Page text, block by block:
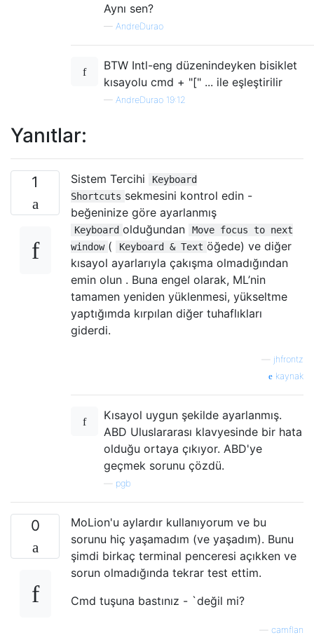
Aynı sen?
— AndreDurao
BTW Intl-eng düzenindeyken bisiklet
kısayolu cmd + "[" ... ile eşleştirilir
— AndreDurao 19:12
Yanıtlar:
1 Sistem Tercihi
Keyboard
Shortcuts sekmesini kontrol edin -
beğeninize göre ayarlanmış
Keyboard olduğundan
Move focus to next
window ( Keyboard & Text öğede) ve diğer
kısayol ayarlarıyla çakışma olmadığından
emin olun . Buna engel olarak, ML’nin
tamamen yeniden yüklenmesi, yükseltme
yaptığımda kırpılan diğer tuhaflıkları
giderdi.
jhfrontz
kaynak
Kısayol uygun şekilde ayarlanmış.
ABD Uluslararası klavyesinde bir hata
olduğu ortaya çıkıyor. ABD'ye
geçmek sorunu çözdü.
pgb
0
MoLion'u aylardır kullanıyorum ve bu
sorunu hiç yaşamadım (ve yaşadım). Bunu
şimdi birkaç terminal penceresi açıkken ve
sorun olmadığında tekrar test ettim.
Cmd tuşuna bastınız - `değil mi?
camflan